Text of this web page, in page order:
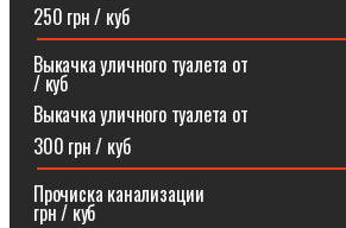
250 грн / куб
Выкачка уличного туалета от
/ куб
Выкачка уличного туалета от
300 грн / куб
Прочиска
грн / куб